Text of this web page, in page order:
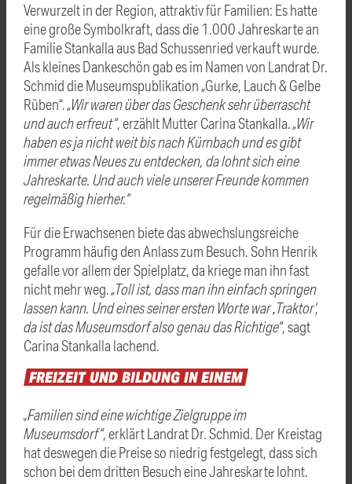
Verwurzelt in der Region, attraktiv für Familien: Es hatte
eine große Symbolkraft, dass die 1.000 Jahreskarte an
Familie Stankalla aus Bad Schussenried verkauft wurde.
Als kleines Dankeschön gab es im Namen von Landrat Dr.
Schmid die Museumspublikation „Gurke, Lauch & Gelbe
Rüben“.„Wir waren über das Geschenk sehr überrascht
und auch erfreut“, erzählt Mutter Carina Stankalla.„Wir
haben es ja nicht weit bis nach Kürnbach und es gibt
immer etwas Neues zu entdecken, da lohnt sich eine
Jahreskarte. Und auch viele unserer Freunde kommen
regelmäßig hierher.“
Für die Erwachsenen biete das abwechslungsreiche
Programm häufig den Anlass zum Besuch. Sohn Henrik
gefalle vor allem der Spielplatz, da kriege man ihn fast
nicht mehr weg.„Toll ist, dass man ihn einfach springen
lassen kann. Und eines seiner ersten Worte war ‚Traktor‘,
da ist das Museumsdorf also genau das Richtige“, sagt
Carina Stankalla lachend.
FREIZEITUND BILDUNG INEINEM
„Familien sind eine wichtige Zielgruppe im
Museumsdorf“, erklärt Landrat Dr. Schmid. Der Kreistag
hat deswegen die Preise so niedrig festgelegt, dass sich
schon bei dem dritten Besuch eine Jahreskarte lohnt.